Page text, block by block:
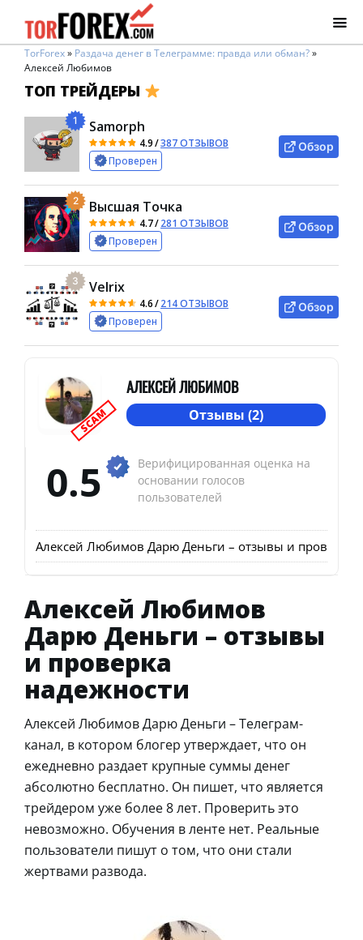
TorForex» Раздача денег в Телеграмме: правда или обман?»
Алексей Любимов
ТОП ТРЕЙДЕРЫ
1 Samorph
4.9/387 ОТЗЫВОВ
Проверен
Обзор
2 Высшая Точка
4.7/281 ОТЗЫВОВ
Проверен
Обзор
3 Velrix
4.6/214 ОТЗЫВОВ
Проверен
Обзор
SCAM
АЛЕКСЕЙ ЛЮБИМОВ
Отзывы (2)
0.5
Верифицированная оценка на
основании голосов
пользователей
Алексей Любимов Дарю Деньги – отзывы и проверка
Алексей Любимов
Дарю Деньги – отзывы
и проверка
надежности
Алексей Любимов Дарю Деньги – Телеграм-
канал, в котором блогер утверждает, что он
ежедневно раздает крупные суммы денег
абсолютно бесплатно. Он пишет, что является
трейдером уже более 8 лет. Проверить это
невозможно. Обучения в ленте нет. Реальные
пользователи пишут о том, что они стали
жертвами развода.